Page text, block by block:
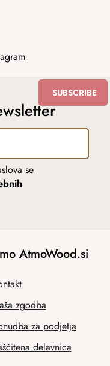
se
SUBSCRIBE
AtmoWood.si
zgodba
za podjetja
delavnica